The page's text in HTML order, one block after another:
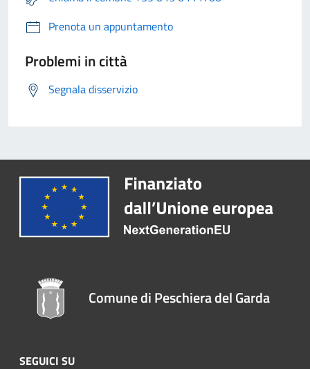
Prenota un appuntamento
Problemi in città
Segnala disservizio
Comune di Peschiera del Garda
SEGUICI SU